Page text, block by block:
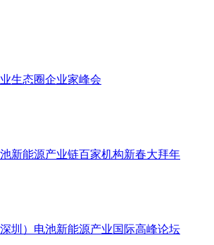
生态圈企业家峰会
新能源产业链百家机构新春大拜年
圳）电池新能源产业国际高峰论坛